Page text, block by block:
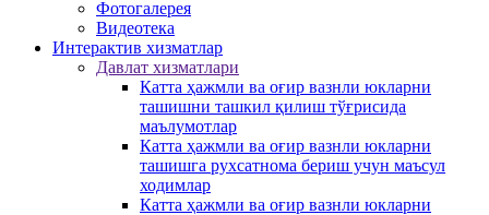
Фотогалерея
Видеотека
Интерактив xизматлар
Давлат хизматлари
Катта ҳажмли ва оғир вазнли юкларни
ташишни ташкил қилиш тўғрисида
маълумотлар
Катта ҳажмли ва оғир вазнли юкларни
ташишга рухсатнома бериш учун маъсул
ходимлар
Катта ҳажмли ва оғир вазнли юкларни